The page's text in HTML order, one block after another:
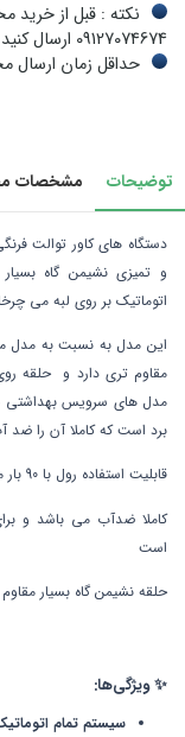
نکته : قبل از
09127074674 ارسال کنید
حداقل زمان ارسال محصول 3 روز
توضیحات مشخصات
دستگاه های کاور توالت
و تمیزی نشیمن گاه
اتوماتیک بر روی لبه می
مقاوم تری دارد و حلقه
مدل های سرویس بهداشتی
برد است که کاملا آن را ضد
قابلیت استفاده رول با 90 بار مصرف (20 مرتبه بیشتر از مدل ها دیگر)
کاملا ضدآب می باشد و
است
حلقه نشیمن گاه بسیار مقاوم (تا 1000کیلوگرم ورن
✨ ویژگی‌ها:
سیستم تمام